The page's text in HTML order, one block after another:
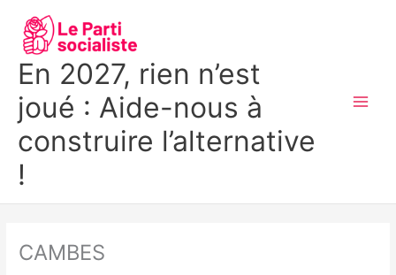
contenu
En 2027, rien n’est
joué : Aide-nous à
construire l’alternative
!
CAMBES